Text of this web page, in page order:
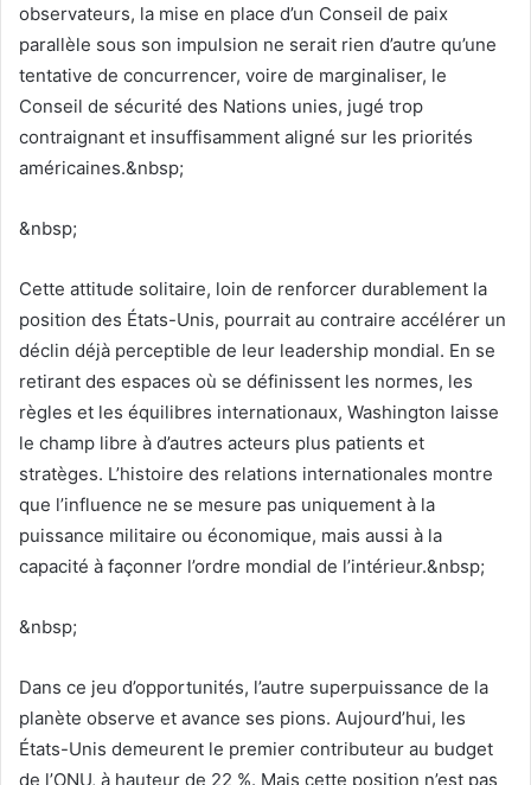
observateurs, la mise en place d’un Conseil de paix
parallèle sous son impulsion ne serait rien d’autre qu’une
tentative de concurrencer, voire de marginaliser, le
Conseil de sécurité des Nations unies, jugé trop
contraignant et insuffisamment aligné sur les priorités
américaines.&nbsp;
&nbsp;
Cette attitude solitaire, loin de renforcer durablement la
position des États-Unis, pourrait au contraire accélérer un
déclin déjà perceptible de leur leadership mondial. En se
retirant des espaces où se définissent les normes, les
règles et les équilibres internationaux, Washington laisse
le champ libre à d’autres acteurs plus patients et
stratèges. L’histoire des relations internationales montre
que l’influence ne se mesure pas uniquement à la
puissance militaire ou économique, mais aussi à la
capacité à façonner l’ordre mondial de l’intérieur.&nbsp;
&nbsp;
Dans ce jeu d’opportunités, l’autre superpuissance de la
planète observe et avance ses pions. Aujourd’hui, les
États-Unis demeurent le premier contributeur au budget
de l’ONU, à hauteur de 22 %. Mais cette position n’est pas